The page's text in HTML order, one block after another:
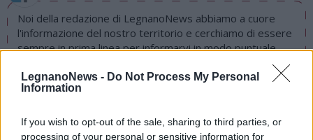
LegnanoNews - Do Not Process My Personal
Information
If you wish to opt-out of the sale, sharing to third parties, or
processing of your personal or sensitive information for
Noi della redazione di LegnanoNews abbiamo a cuore
l'informazione del nostro territorio e cerchiamo di essere
sempre in prima linea per informarvi in modo puntuale.
PIÙ INFORMAZIONI SU
loano